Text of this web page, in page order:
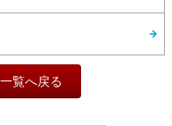
覧へ戻る